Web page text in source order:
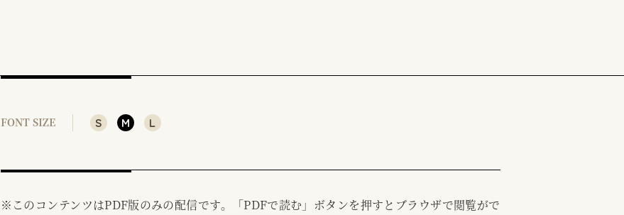
FONT SIZE S M L
※このコンテンツはPDF版のみの配信です。「PDFで読む」ボタンを押すとブラウザで閲覧がで